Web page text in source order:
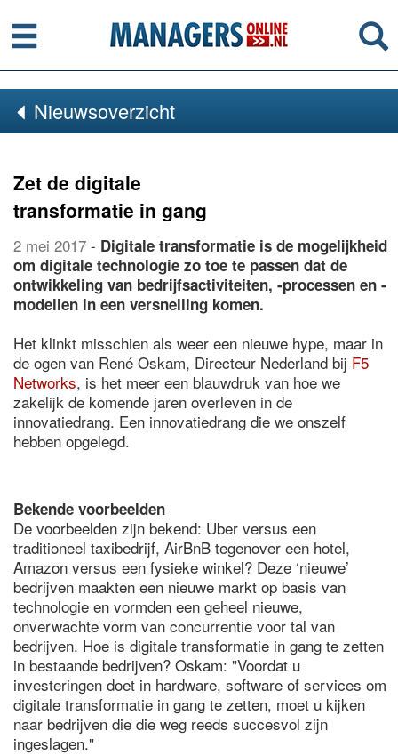
Menu
Nieuwsoverzicht
Zet de digitale
transformatie in gang
2 mei 2017 - Digitale transformatie is de mogelijkheid
om digitale technologie zo toe te passen dat de
ontwikkeling van bedrijfsactiviteiten, -processen en -
modellen in een versnelling komen.
Het klinkt misschien als weer een nieuwe hype, maar in
de ogen van René Oskam, Directeur Nederland bij F5
Networks, is het meer een blauwdruk van hoe we
zakelijk de komende jaren overleven in de
innovatiedrang. Een innovatiedrang die we onszelf
hebben opgelegd.
Bekende voorbeelden
De voorbeelden zijn bekend: Uber versus een
traditioneel taxibedrijf, AirBnB tegenover een hotel,
Amazon versus een fysieke winkel? Deze ‘nieuwe’
bedrijven maakten een nieuwe markt op basis van
technologie en vormden een geheel nieuwe,
onverwachte vorm van concurrentie voor tal van
bedrijven. Hoe is digitale transformatie in gang te zetten
in bestaande bedrijven? Oskam: "Voordat u
investeringen doet in hardware, software of services om
digitale transformatie in gang te zetten, moet u kijken
naar bedrijven die die weg reeds succesvol zijn
ingeslagen."